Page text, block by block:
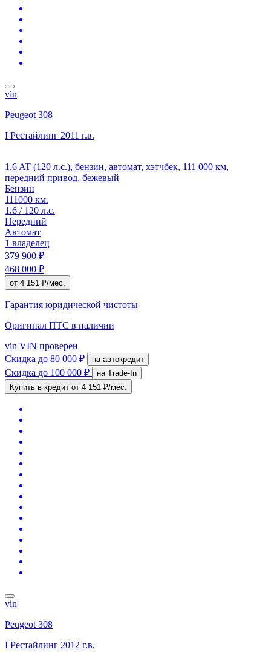
vin
Peugeot 308
I Рестайлинг 2011 г.в.
1.6 AT (120 л.с.), бензин, автомат, хэтчбек, 111 000 км,
передний привод, бежевый
Бензин
111000 км.
1.6 / 120 л.с.
Передний
Автомат
1 владелец
379 900 ₽
468 000 ₽
от 4 151 ₽/мес.
Гарантия юридической чистоты
Оригинал ПТС в наличии
vin VIN проверен
Скидка до 80 000 ₽ на автокредит
Скидка до 100 000 ₽
на Trade-In
Купить в кредит от 4 151 ₽/мес.
vin
Peugeot 308
I Рестайлинг 2012 г.в.